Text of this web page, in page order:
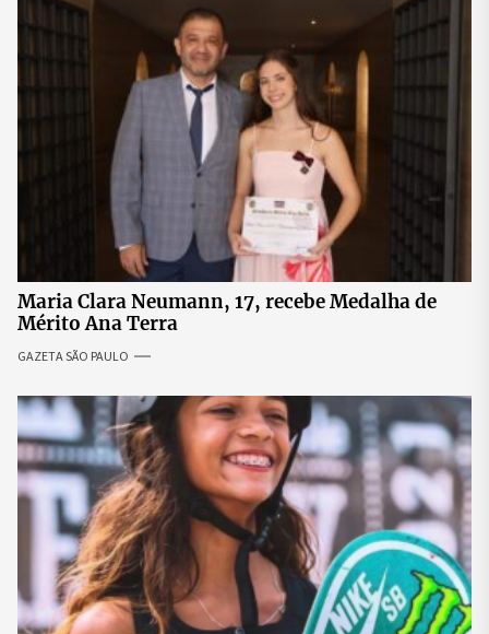
Maria Clara Neumann, 17, recebe Medalha de
Mérito Ana Terra
GAZETA SÃO PAULO